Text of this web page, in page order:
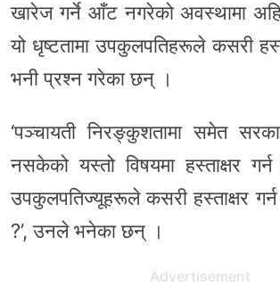
खारेज गर्ने आँट नगरेको अवस्थामा
यो धृष्टतामा उपकुलपतिहरूले कसरी
भनी प्रश्न गरेका छन् ।
‘पञ्चायती निरङ्कुशतामा समेत
नसकेको यस्तो विषयमा हस्ताक्षर गर्न
उपकुलपतिज्यूहरूले कसरी हस्ताक्षर
?’, उनले भनेका छन् ।
Advertisement